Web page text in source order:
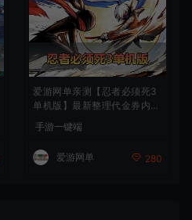
爱游网单亲测【忍者必须死3
单机版】最新整理代金券内购
横版跑酷手游单机虚拟机一键
端带GM邮件后台 视频安装教
学
手游一键端
爱游网单 280